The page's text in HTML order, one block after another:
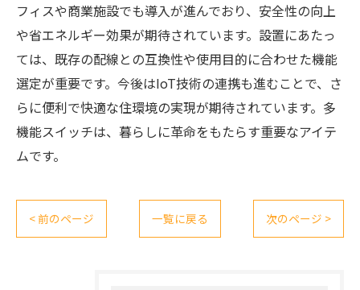
フィスや商業施設でも導入が進んでおり、安全性の向上
や省エネルギー効果が期待されています。設置にあたっ
ては、既存の配線との互換性や使用目的に合わせた機能
選定が重要です。今後はIoT技術の連携も進むことで、さ
らに便利で快適な住環境の実現が期待されています。多
機能スイッチは、暮らしに革命をもたらす重要なアイテ
ムです。
< 前のページ 一覧に戻る 次のページ >